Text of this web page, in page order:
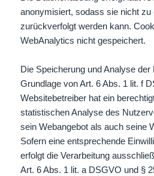
anonymisiert, sodass sie nicht zu
zurückverfolgt werden kann.
WebAnalytics nicht gespeichert.
Die Speicherung und Analyse der
Grundlage von Art. 6 Abs. 1 lit. f
Websitebetreiber hat ein
statistischen Analyse des
sein Webangebot als auch seine
Sofern eine entsprechende
erfolgt die Verarbeitung
Art. 6 Abs. 1 lit. a DSGVO und §